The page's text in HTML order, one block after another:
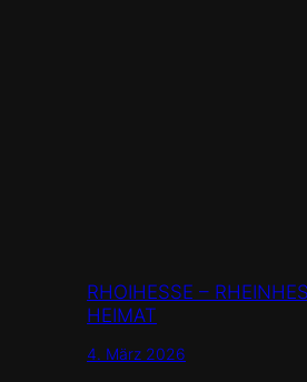
RHOIHESSE –
HEIMAT
4. März 2026